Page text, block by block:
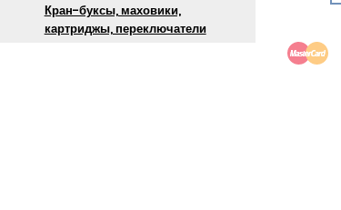
Кран-буксы, маховики,
картриджы, переключатели